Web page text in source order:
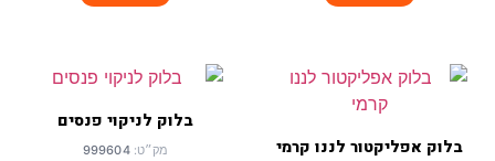
בלוק אפליקטור לננו קרמי
בלוק לניקוי פנסים
מק״ט: 999604